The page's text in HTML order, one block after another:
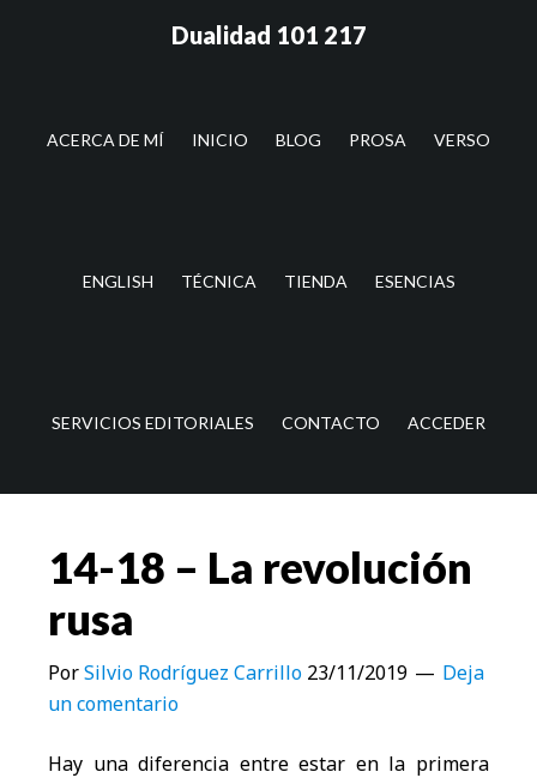
lateral
Dualidad 101 217
ACERCA DE MÍ INICIO BLOG PROSA VERSO
ENGLISH TÉCNICA TIENDA ESENCIAS
SERVICIOS EDITORIALES CONTACTO ACCEDER
14-18 – La revolución
rusa
PorSilvio Rodríguez Carrillo 23/11/2019
Deja
un comentario
Hay una diferencia entre estar en la primera